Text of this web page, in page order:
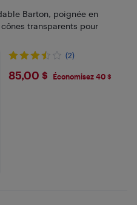
Barton, poignée en
transparents pour
(2)
$85
85,00 $ Économisez 40 $